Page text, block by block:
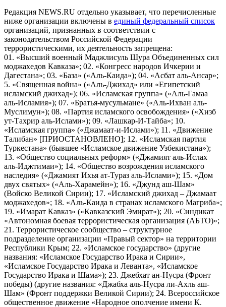
Редакция NEWS.RU отдельно указывает, что перечисленные
ниже организации включены в единый федеральный список
организаций, признанных в соответствии с
законодательством Российской Федерации
террористическими, их деятельность запрещена:
01. «Высший военный Маджлисуль Шура Объединенных сил
моджахедов Кавказа»; 02. «Конгресс народов Ичкерии и
Дагестана»; 03. «База» («Аль-Каида»); 04. «Асбат аль-Ансар»;
5. «Священная война» («Аль-Джихад» или «Египетский
исламский джихад»); 06. «Исламская группа» («Аль-Гамаа
аль-Исламия»); 07. «Братья-мусульмане» («Аль-Ихван аль-
Муслимун»); 08. «Партия исламского освобождения» («Хизб
ут-Тахрир аль-Ислами»); 09. «Лашкар-И-Тайба»; 10.
«Исламская группа» («Джамаат-и-Ислами»); 11. «Движение
Талибан» [ПРИОСТАНОВЛЕНО]; 12. «Исламская партия
Туркестана» (бывшее «Исламское движение Узбекистана»);
13. «Общество социальных реформ» («Джамият аль-Ислах
аль-Иджтимаи»); 14. «Общество возрождения исламского
наследия» («Джамият Ихья ат-Тураз аль-Ислами»); 15. «Дом
двух святых» («Аль-Харамейн»); 16. «Джунд аш-Шам»
(Войско Великой Сирии); 17. «Исламский джихад – Джамаат
моджахедов»; 18. «Аль-Каида в странах исламского Магриба»;
19. «Имарат Кавказ» («Кавказский Эмират»); 20. «Синдикат
«Автономная боевая террористическая организация (АБТО)»;
21. Террористическое сообщество – структурное
подразделение организации «Правый сектор» на территории
Республики Крым; 22. «Исламское государство» (другие
названия: «Исламское Государство Ирака и Сирии»,
«Исламское Государство Ирака и Леванта», «Исламское
Государство Ирака и Шама»); 23. Джебхат ан-Нусра (Фронт
победы) (другие названия: «Джабха аль-Нусра ли-Ахль аш-
Шам» (Фронт поддержки Великой Сирии); 24. Всероссийское
общественное движение «Народное ополчение имени К.